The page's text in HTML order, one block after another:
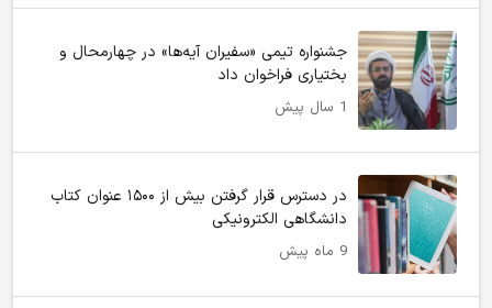
جشنواره تیمی «سفیران آیه‌ها» در چهارمحال و
بختیاری فراخوان داد
1 سال پیش
در دسترس قرار گرفتن بیش از ۱۵۰۰ عنوان کتاب
دانشگاهی الکترونیکی
9 ماه پیش